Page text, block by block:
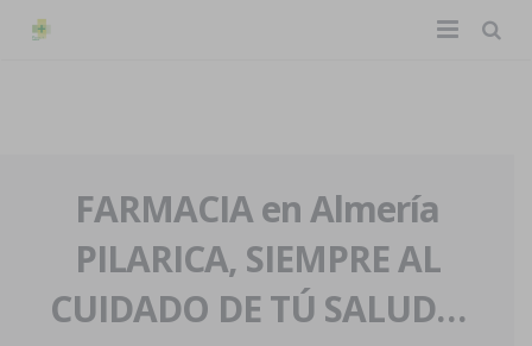
La farmacia
Nuestra historia
Nuestro equipo
Eventos
Servicios y reservas
FARMACIA en Almería
PILARICA, SIEMPRE AL
CUIDADO DE TÚ SALUD…